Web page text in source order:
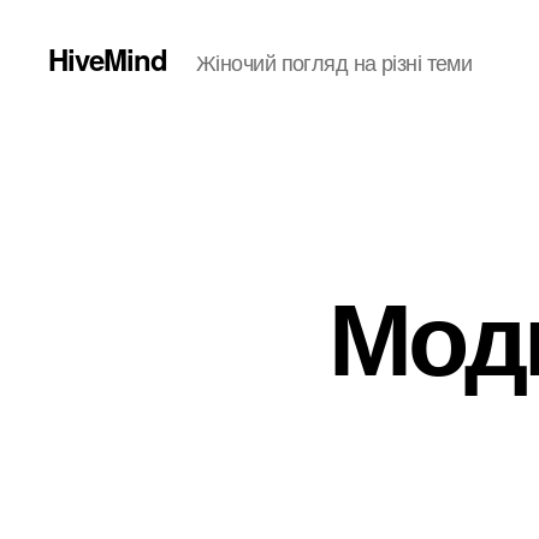
HiveMind Жіночий погляд на різні теми